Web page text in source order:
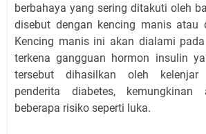
berbahaya yang sering ditakuti oleh
disebut dengan kencing manis atau
Kencing manis ini akan dialami
terkena gangguan hormon insulin
tersebut dihasilkan oleh kelenjar
penderita diabetes, kemungkinan
beberapa risiko seperti luka.